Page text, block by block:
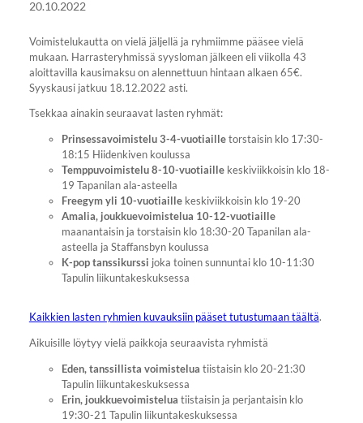
20.10.2022
Voimistelukautta on vielä jäljellä ja ryhmiimme pääsee vielä
mukaan. Harrasteryhmissä syysloman jälkeen eli viikolla 43
aloittavilla kausimaksu on alennettuun hintaan alkaen 65€.
Syyskausi jatkuu 18.12.2022 asti.
Tsekkaa ainakin seuraavat lasten ryhmät:
Prinsessavoimistelu 3-4-vuotiailletorstaisin klo 17:30-
18:15 Hiidenkiven koulussa
Temppuvoimistelu 8-10-vuotiaillekeskiviikkoisin klo 18-
19 Tapanilan ala-asteella
Freegym yli 10-vuotiaille keskiviikkoisin klo 19-20
Amalia, joukkuevoimistelua 10-12-vuotiaille
maanantaisin ja torstaisin klo 18:30-20 Tapanilan ala-
asteella ja Staffansbyn koulussa
K-pop tanssikurssi joka toinen sunnuntai klo 10-11:30
Tapulin liikuntakeskuksessa
Kaikkien lasten ryhmien kuvauksiin pääset tutustumaan täältä.
Aikuisille löytyy vielä paikkoja seuraavista ryhmistä
Eden, tanssillista voimistelua tiistaisin klo 20-21:30
Tapulin liikuntakeskuksessa
Erin, joukkuevoimistelua tiistaisin ja perjantaisin klo
19:30-21 Tapulin liikuntakeskuksessa